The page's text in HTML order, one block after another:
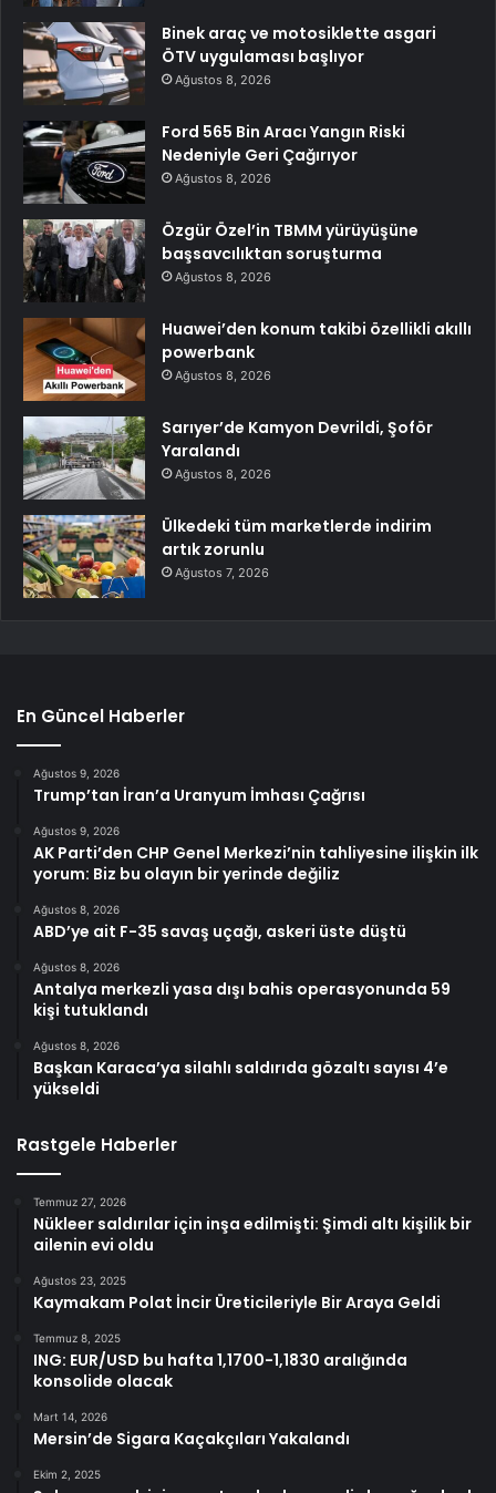
Binek araç ve motosiklette asgari
ÖTV uygulaması başlıyor
Ağustos 8, 2026
Ford 565 Bin Aracı Yangın Riski
Nedeniyle Geri Çağırıyor
Ağustos 8, 2026
Özgür Özel’in TBMM yürüyüşüne
başsavcılıktan soruşturma
Ağustos 8, 2026
Huawei’den konum takibi özellikli akıllı
powerbank
Ağustos 8, 2026
Sarıyer’de Kamyon Devrildi, Şoför
Yaralandı
Ağustos 8, 2026
Ülkedeki tüm marketlerde indirim
artık zorunlu
Ağustos 7, 2026
En Güncel Haberler
Ağustos 9, 2026
Trump’tan İran’a Uranyum İmhası Çağrısı
Ağustos 9, 2026
AK Parti’den CHP Genel Merkezi’nin tahliyesine ilişkin ilk
yorum: Biz bu olayın bir yerinde değiliz
Ağustos 8, 2026
ABD’ye ait F-35 savaş uçağı, askeri üste düştü
Ağustos 8, 2026
Antalya merkezli yasa dışı bahis operasyonunda 59
kişi tutuklandı
Ağustos 8, 2026
Başkan Karaca’ya silahlı saldırıda gözaltı sayısı 4’e
yükseldi
Rastgele Haberler
Temmuz 27, 2026
Nükleer saldırılar için inşa edilmişti: Şimdi altı kişilik bir
ailenin evi oldu
Ağustos 23, 2025
Kaymakam Polat İncir Üreticileriyle Bir Araya Geldi
Temmuz 8, 2025
ING: EUR/USD bu hafta 1,1700-1,1830 aralığında
konsolide olacak
Mart 14, 2026
Mersin’de Sigara Kaçakçıları Yakalandı
Ekim 2, 2025